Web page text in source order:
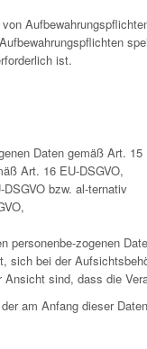
ist.
Daten gemäß Art. 15
Art. 16 EU-DSGVO,
bzw. al-ternativ
personenbe-zogenen
sich bei der
sind, dass die
am Anfang dieser